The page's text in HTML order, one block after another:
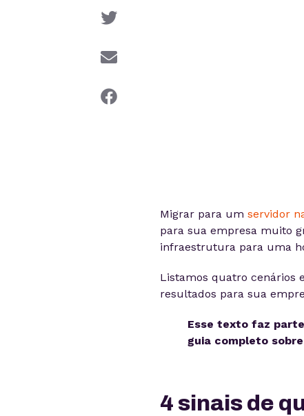
Migrar para um servidor
para sua empresa muito
infraestrutura para uma
Listamos quatro cenários
resultados para sua
Esse texto faz
guia completo
4 sinais de